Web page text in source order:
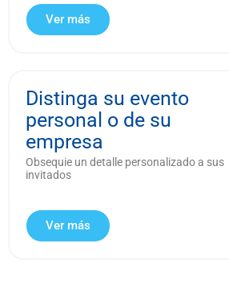
Ver más
Distinga su evento
personal o de su
empresa
Obsequie un detalle personalizado a sus
invitados
Ver más